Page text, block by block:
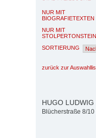
NUR MIT
BIOGRAFIETEXTEN
NUR MIT
STOLPERTONSTEIN
SORTIERUNG
zurück zur
HUGO LUDWIG
Blücherstraße 8/